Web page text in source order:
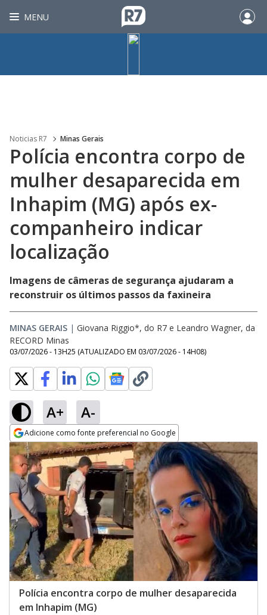
MENU
Noticias R7 Minas Gerais
Polícia encontra corpo de
mulher desaparecida em
Inhapim (MG) após ex-
companheiro indicar
localização
Imagens de câmeras de segurança ajudaram a
reconstruir os últimos passos da faxineira
MINAS GERAIS | Giovana Riggio*, do R7 e Leandro Wagner, da
RECORD Minas
03/07/2026 - 13H25 (ATUALIZADO EM 03/07/2026 - 14H08)
A+ A-
Adicione como fonte preferencial no Google
Opens in new window
Polícia encontra corpo de mulher desaparecida
em Inhapim (MG)